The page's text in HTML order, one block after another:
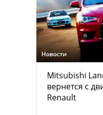
Новости
Mitsubishi
вернется с
Renault